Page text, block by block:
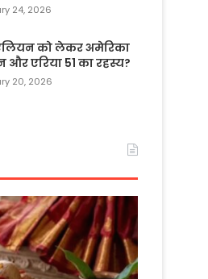
24, 2026
को लेकर अमेरिका
और एरिया 51 का रहस्य?
20, 2026